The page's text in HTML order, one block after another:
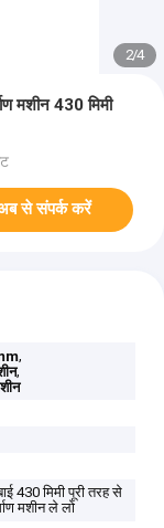
2/4
मशीन 430 मिमी
से संपर्क करें
,
,
430 मिमी पूरी तरह से
मशीन ले लो